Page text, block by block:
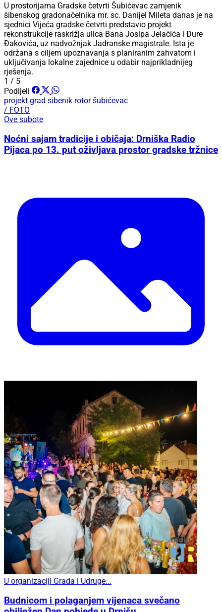
U prostorijama Gradske četvrti Šubićevac zamjenik
šibenskog gradonačelnika mr. sc. Danijel Mileta danas je na
sjednici Vijeća gradske četvrti predstavio projekt
rekonstrukcije raskrižja ulica Bana Josipa Jelačića i Đure
Đakovića, uz nadvožnjak Jadranske magistrale. Ista je
održana s ciljem upoznavanja s planiranim zahvatom i
uključivanja lokalne zajednice u odabir najprikladnijeg
rješenja.
1 / 5
Podijeli
projekt grad sibenik rotor šubićevac
/ FOTO
Ove subote
Noćni sajam tradicije i običaja: Drniška Radio
Pijaca po 13. put oživljava prostor gradske tržnice
U organizaciji Grada i Udruge...
Budnicom i polaganjem vijenaca svečano